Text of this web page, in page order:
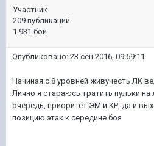
Участник
209 публикаций
1 931 бой
Опубликовано: 23 сен 2016, 09:59:11
Начиная с 8 уровней живучесть ЛК
Лично я стараюсь тратить пульки
очередь, приоритет ЭМ и КР, да и
позицию этак к середине боя